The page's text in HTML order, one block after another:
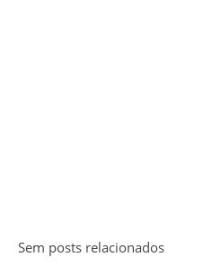
Sem posts relacionados